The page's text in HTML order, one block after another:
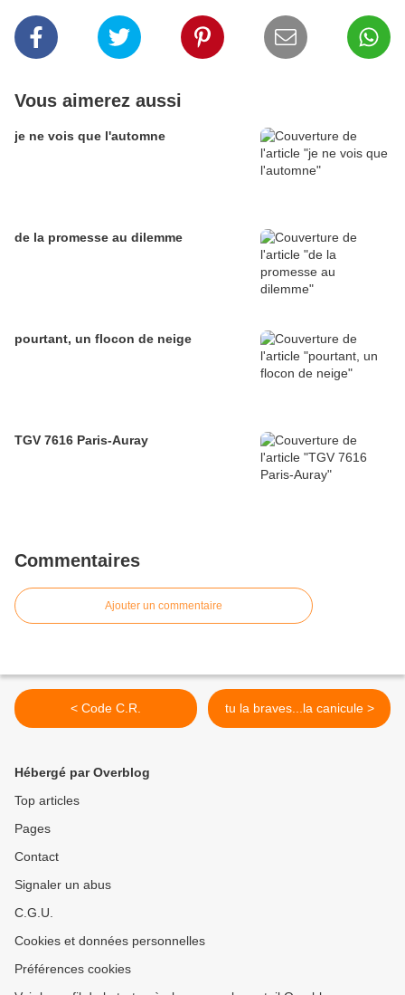
Vous aimerez aussi
je ne vois que l'automne
de la promesse au dilemme
pourtant, un flocon de neige
TGV 7616 Paris-Auray
Commentaires
Ajouter un commentaire
< Code C.R. tu la braves...la canicule >
Hébergé par Overblog
Top articles
Pages
Contact
Signaler un abus
C.G.U.
Cookies et données personnelles
Préférences cookies